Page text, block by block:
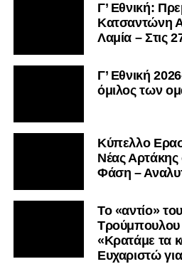
Γ’ Εθνική:
Κατσαντώνη
Λαμία – Στις
Γ’ Εθνική
όμιλος των
Kύπελλο
Nέας
Φάση –
Το «αντίο»
«Κρατάμε τα
Ευχαριστώ